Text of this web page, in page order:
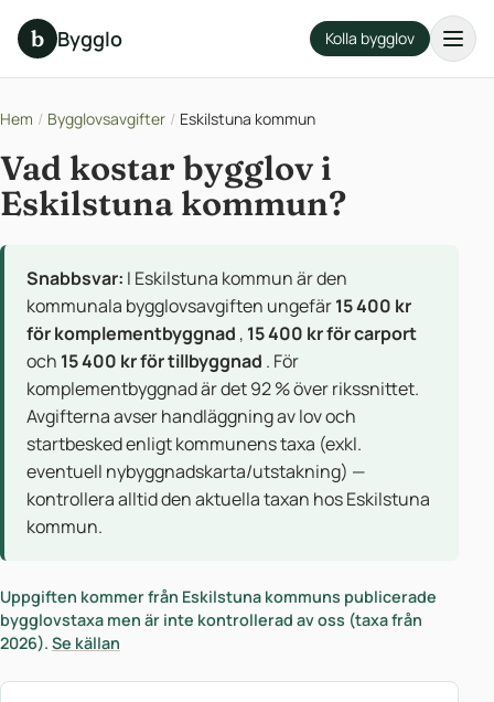
b Bygglo Kolla bygglov
Hem / Bygglovsavgifter / Eskilstuna kommun
Vad kostar bygglov i
Eskilstuna kommun?
Snabbsvar: I Eskilstuna kommun är den
kommunala bygglovsavgiften ungefär15 400 kr
för komplementbyggnad , 15 400 kr för carport
och 15 400 kr för tillbyggnad . För
komplementbyggnad är det 92 % över rikssnittet.
Avgifterna avser handläggning av lov och
startbesked enligt kommunens taxa (exkl.
eventuell nybyggnadskarta/utstakning) —
kontrollera alltid den aktuella taxan hos Eskilstuna
kommun.
Uppgiften kommer från Eskilstuna kommuns publicerade
bygglovstaxa men är inte kontrollerad av oss (taxa från
2026). Se källan